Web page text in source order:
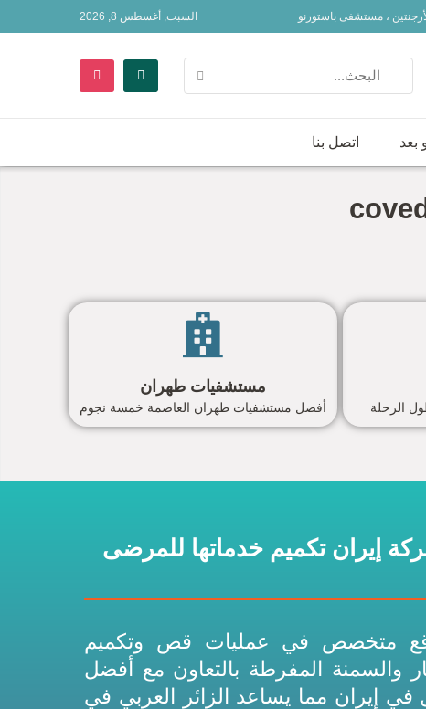
، مستشفى باستورنو السبت, أغسطس 8, 2026
بعد اتصل بنا
الرحلة
مستشفيات طهران
أفضل مستشفيات طهران العاصمة خمسة نجوم
إيران تكميم خدماتها للمرضى
متخصص في عمليات قص وتكميم
والسمنة المفرطة بالتعاون مع أفضل
في إيران مما يساعد الزائر العربي في